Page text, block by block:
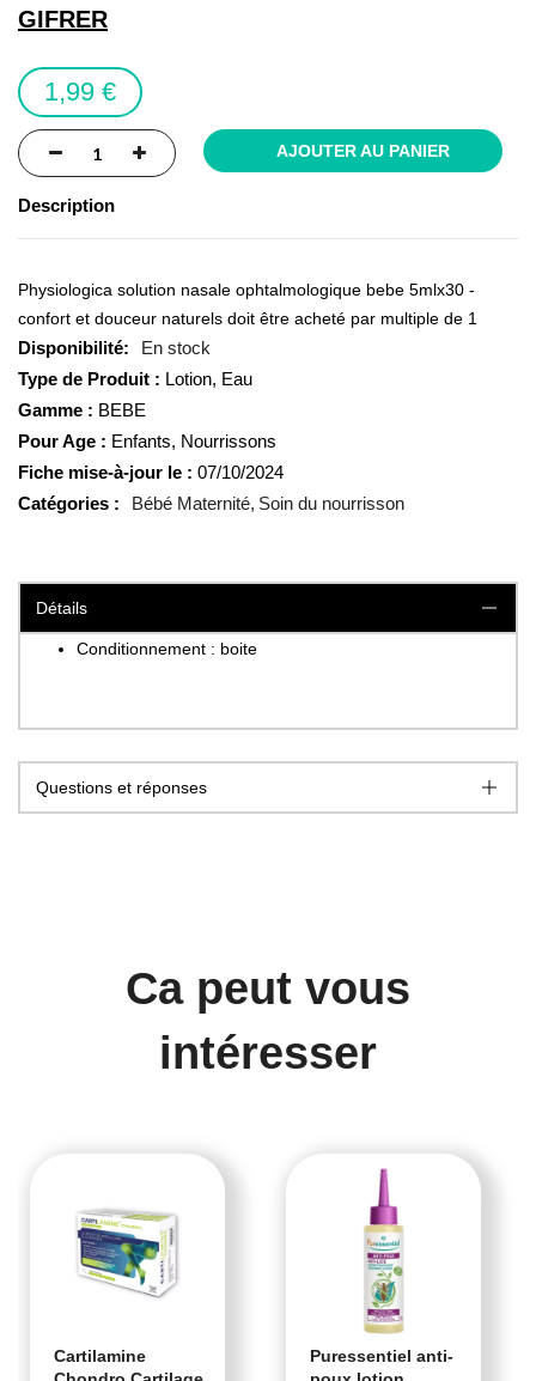
gallery
GIFRER
1,99 €
AJOUTER AU PANIER
Description
Physiologica solution nasale ophtalmologique bebe 5mlx30 -
confort et douceur naturels doit être acheté par multiple de 1
En stock
Type de Produit : Lotion, Eau
Gamme : BEBE
Pour Age : Enfants, Nourrissons
Fiche mise-à-jour le : 07/10/2024
Catégories :
Bébé Maternité Soin du nourrisson
Détails
Conditionnement : boite
Questions et réponses
Ca peut vous
intéresser
Cartilamine
Puressentiel anti-